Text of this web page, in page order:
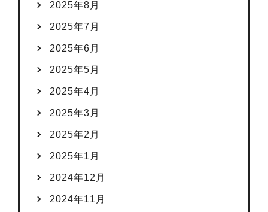
2025年8月
2025年7月
2025年6月
2025年5月
2025年4月
2025年3月
2025年2月
2025年1月
2024年12月
2024年11月